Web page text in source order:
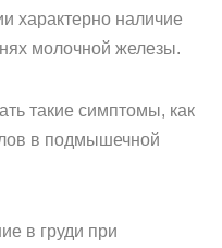
характерно наличие
молочной железы.
такие симптомы, как
в подмышечной
в груди при